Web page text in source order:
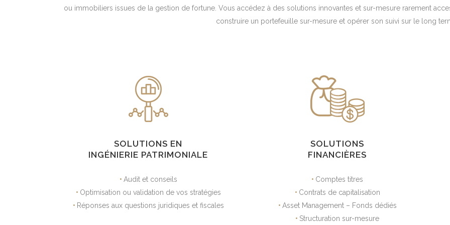
ou immobiliers issues de la gestion de fortune. Vous accédez à des solutions innovantes et sur-mesure rarement
construire un portefeuille sur-mesure et opérer son suivi sur le long
SOLUTIONS EN
INGÉNIERIE PATRIMONIALE
• Audit et conseils
• Optimisation ou validation de vos stratégies
• Réponses aux questions juridiques et fiscales
SOLUTIONS
FINANCIÈRES
• Comptes titres
• Contrats de capitalisation
• Asset Management – Fonds dédiés
• Structuration sur-mesure